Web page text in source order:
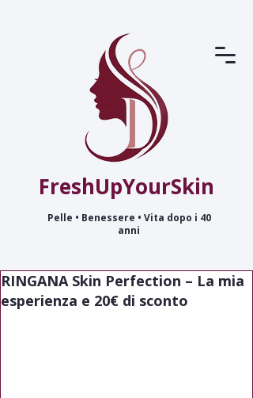
FreshUpYourSkin
Pelle • Benessere • Vita dopo i 40
anni
RINGANA Skin Perfection – La mia
esperienza e 20€ di sconto